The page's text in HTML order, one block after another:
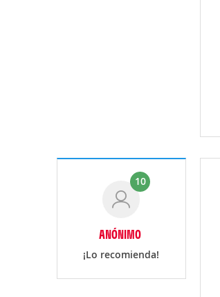
10
ANÓNIMO
¡Lo recomienda!